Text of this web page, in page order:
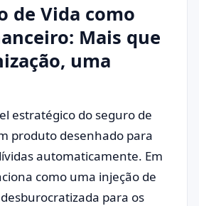
de Vida como
Mais que
uma
estratégico do seguro de
produto desenhado para
automaticamente. Em
como uma injeção de
para os